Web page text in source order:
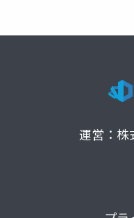
運営：株